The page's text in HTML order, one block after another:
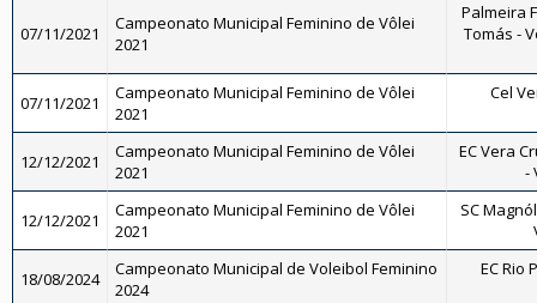
07/11/2021
Campeonato Municipal Feminino de Vôlei
2021
Palmeira
Tomás -
07/11/2021
Campeonato Municipal Feminino de Vôlei
2021
Cel
12/12/2021
Campeonato Municipal Feminino de Vôlei
2021
EC Vera
-
12/12/2021
Campeonato Municipal Feminino de Vôlei
2021
SC
18/08/2024
Campeonato Municipal de Voleibol Feminino
2024
EC Rio